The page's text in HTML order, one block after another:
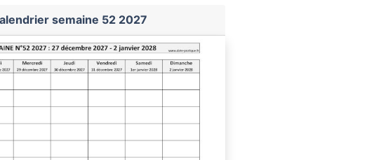
semaine 52 2027